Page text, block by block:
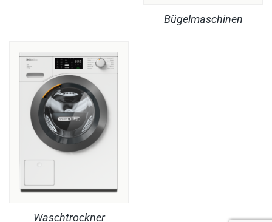
Bügelmaschinen
Waschtrockner